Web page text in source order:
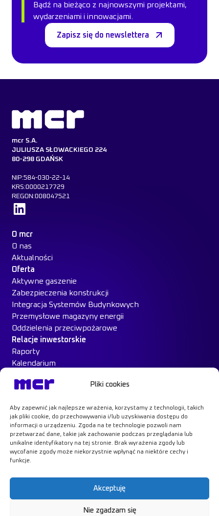
Pliki cookies
Aby zapewnić jak najlepsze wrażenia, korzystamy z technologii, takich
jak pliki cookie, do przechowywania i/lub uzyskiwania dostępu do
informacji o urządzeniu. Zgoda na te technologie pozwoli nam
przetwarzać dane, takie jak zachowanie podczas przeglądania lub
unikalne identyfikatory na tej stronie. Brak wyrażenia zgody lub
wycofanie zgody może niekorzystnie wpłynąć na niektóre cechy i
funkcje.
Akceptuję
Nie zgadzam się
Bądź na bieżąco z najnowszymi projektami,
wydarzeniami i innowacjami.
Zapisz się do newslettera
mcr S.A.
JULIUSZA SŁOWACKIEGO 224
80-298 GDAŃSK
NIP:584-030-22-14
KRS:0000217729
REGON:008047521
O mcr
O nas
Aktualności
Oferta
Aktywne gaszenie
Zabezpieczenia konstrukcji
Integracja Systemów Budynkowych
Przemysłowe magazyny energii
Oddzielenia przeciwpożarowe
Relacje inwestorskie
Raporty
Kalendarium
Materiały inwestorskie
Case Study
Kontakt
Dowiedz się więcej